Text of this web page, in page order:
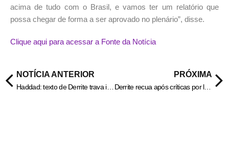
acima de tudo com o Brasil, e vamos ter um relatório que
possa chegar de forma a ser aprovado no plenário”, disse.
Clique aqui para acessar a Fonte da Notícia
NOTÍCIA ANTERIOR
Haddad: texto de Derrite trava investigações de máfia de combustíveis
PRÓXIMA
Derrite recua após críticas por limitar atuação da Polícia Federal